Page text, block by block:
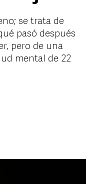
se trata de
pasó después
pero de una
mental de 22